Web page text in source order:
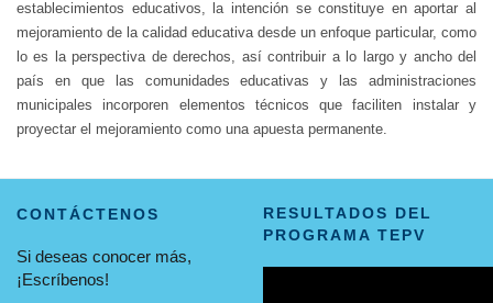
establecimientos educativos, la intención se constituye en aportar al
mejoramiento de la calidad educativa desde un enfoque particular, como
lo es la perspectiva de derechos, así contribuir a lo largo y ancho del
país en que las comunidades educativas y las administraciones
municipales incorporen elementos técnicos que faciliten instalar y
proyectar el mejoramiento como una apuesta permanente.
CONTÁCTENOS
Si deseas conocer más,
¡Escríbenos!
RESULTADOS DEL
PROGRAMA TEPV